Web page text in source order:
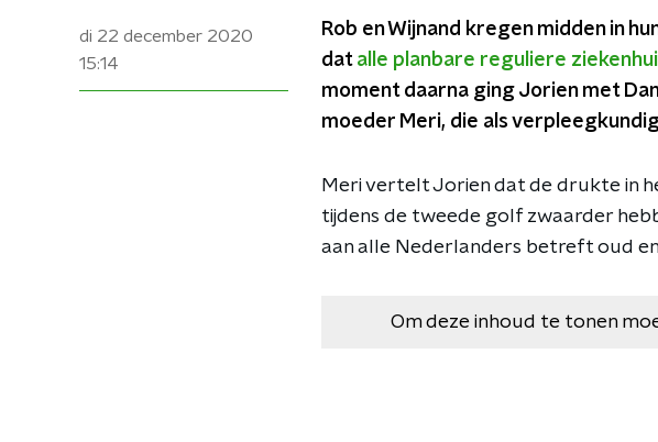
di 22 december 2020
15:14
Rob en Wijnand kregen midden in
dat alle planbare reguliere
moment daarna ging Jorien met
moeder Meri, die als
Meri vertelt Jorien dat de drukte in
tijdens de tweede golf zwaarder
aan alle Nederlanders betreft oud en
Om deze inhoud te tonen